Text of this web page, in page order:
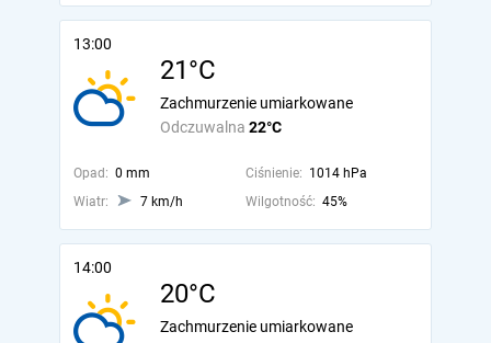
13:00
21°C
Odczuwalna 22°C
Zachmurzenie umiarkowane
Opad: 0 mm Ciśnienie: 1014 hPa
Wiatr:
7 km/h Wilgotność: 45%
14:00
20°C
Zachmurzenie umiarkowane